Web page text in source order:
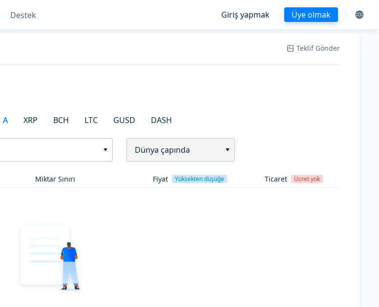
Destek Giriş yapmak Üye olmak
Teklif Gönder
A XRP BCH LTC GUSD DASH
Dünya çapında
Miktar Sınırı Fiyat Yüksekten düşüğe Ticaret Ücret yok